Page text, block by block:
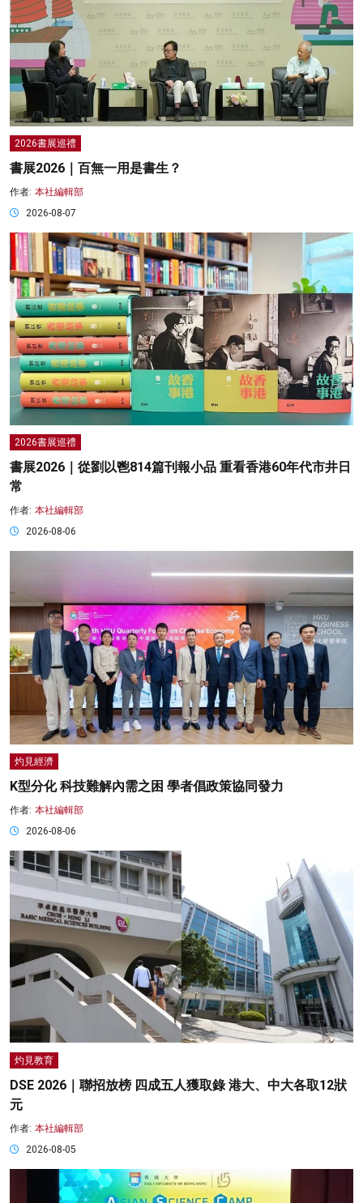
2026書展巡禮
書展2026｜百無一用是書生？
作者: 本社編輯部
2026-08-07
2026書展巡禮
書展2026｜從劉以鬯814篇刊報小品 重看香港60年代市井日
常
作者: 本社編輯部
2026-08-06
灼見經濟
K型分化 科技難解內需之困 學者倡政策協同發力
作者: 本社編輯部
2026-08-06
灼見教育
DSE 2026｜聯招放榜 四成五人獲取錄 港大、中大各取12狀
元
作者: 本社編輯部
2026-08-05